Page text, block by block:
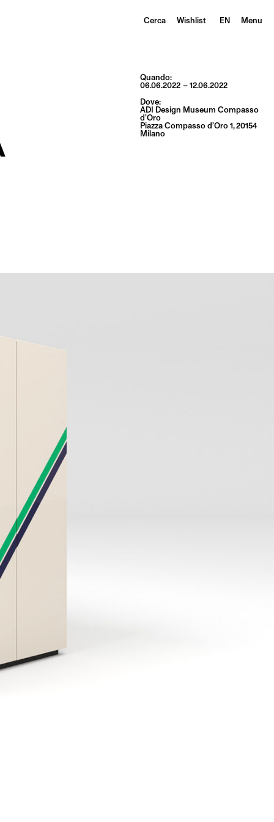
Cerca Wishlist EN Menu
Quando:
06.06.2022
12.06.2022
Dove:
ADI Design Museum Compasso
d’Oro
Piazza Compasso d’Oro 1, 20154
Milano